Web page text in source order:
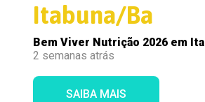
Itabuna/Ba
Bem Viver Nutrição 2026 em
2 semanas atrás
SAIBA MAIS